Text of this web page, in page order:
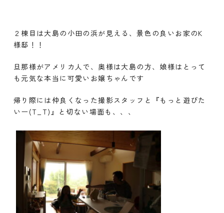
２棟目は大島の小田の浜が見える、景色の良いお家のK
様邸！！
旦那様がアメリカ人で、奥様は大島の方、娘様はとって
も元気な本当に可愛いお嬢ちゃんです
帰り際には仲良くなった撮影スタッフと『もっと遊びた
いー(T_T)』と切ない場面も、、、